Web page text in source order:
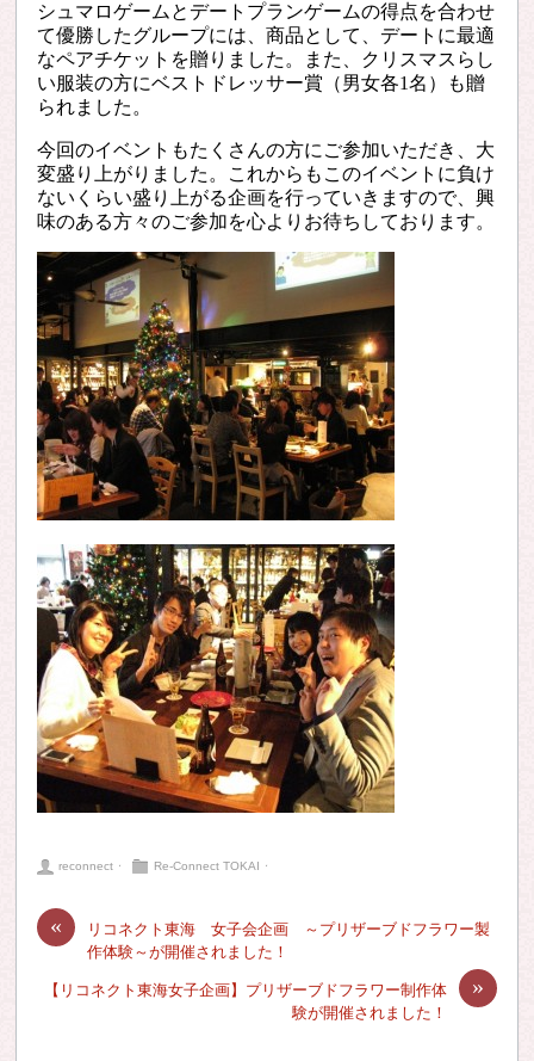
シュマロゲームとデートプランゲームの得点を合わせ
て優勝したグループには、商品として、デートに最適
なペアチケットを贈りました。また、クリスマスらし
い服装の方にベストドレッサー賞（男女各1名）も贈
られました。
今回のイベントもたくさんの方にご参加いただき、大
変盛り上がりました。これからもこのイベントに負け
ないくらい盛り上がる企画を行っていきますので、興
味のある方々のご参加を心よりお待ちしております。
reconnect ⋅ Re-Connect TOKAI ⋅
«
リコネクト東海 女子会企画 ～プリザーブドフラワー製
作体験～が開催されました！
»
【リコネクト東海女子企画】プリザーブドフラワー制作体
験が開催されました！